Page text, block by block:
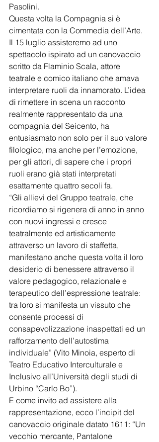
Pasolini.
Questa volta la Compagnia si è
cimentata con la Commedia dell’Arte.
Il 15 luglio assisteremo ad uno
spettacolo ispirato ad un canovaccio
scritto da Flaminio Scala, attore
teatrale e comico italiano che amava
interpretare ruoli da innamorato. L’idea
di rimettere in scena un racconto
realmente rappresentato da una
compagnia del Seicento, ha
entusiasmato non solo per il suo valore
filologico, ma anche per l’emozione,
per gli attori, di sapere che i propri
ruoli erano già stati interpretati
esattamente quattro secoli fa.
“Gli allievi del Gruppo teatrale, che
ricordiamo si rigenera di anno in anno
con nuovi ingressi e cresce
teatralmente ed artisticamente
attraverso un lavoro di staffetta,
manifestano anche questa volta il loro
desiderio di benessere attraverso il
valore pedagogico, relazionale e
terapeutico dell’espressione teatrale:
tra loro si manifesta un vissuto che
consente processi di
consapevolizzazione inaspettati ed un
rafforzamento dell’autostima
individuale” (Vito Minoia, esperto di
Teatro Educativo Interculturale e
Inclusivo all’Università degli studi di
Urbino “Carlo Bo”).
E come invito ad assistere alla
rappresentazione, ecco l’incipit del
canovaccio originale datato 1611: “Un
vecchio mercante, Pantalone